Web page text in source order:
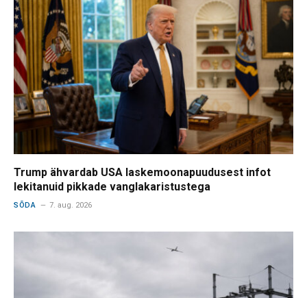
Trump ähvardab USA laskemoonapuudusest infot
lekitanuid pikkade vanglakaristustega
SÕDA 7. aug. 2026